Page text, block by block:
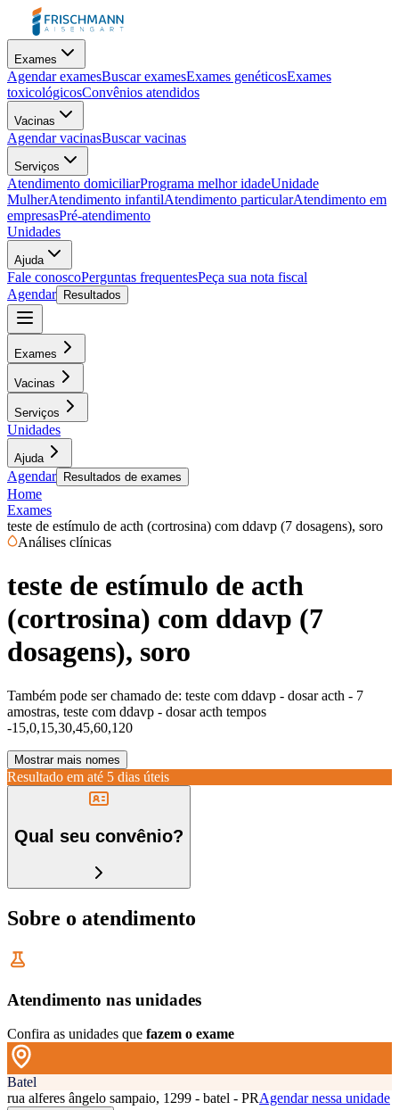
Exames
Agendar examesBuscar examesExames genéticosExames
toxicológicosConvênios atendidos
Vacinas
Agendar vacinasBuscar vacinas
Serviços
Atendimento domiciliarPrograma melhor idadeUnidade
MulherAtendimento infantilAtendimento particularAtendimento em
empresasPré-atendimento
Unidades
Ajuda
Fale conoscoPerguntas frequentesPeça sua nota fiscal
Agendar
Resultados
Exames
Vacinas
Serviços
Unidades
Ajuda
Agendar Resultados de exames
Home
Exames
teste de estímulo de acth (cortrosina) com ddavp (7 dosagens), soro
Análises clínicas
teste de estímulo de acth
(cortrosina) com ddavp (7
dosagens), soro
Também pode ser chamado de: teste com ddavp - dosar acth - 7
amostras, teste com ddavp - dosar acth tempos
-15,0,15,30,45,60,120
Mostrar mais nomes
Resultado em até 5 dias úteis
Qual seu convênio?
Sobre o atendimento
Atendimento nas unidades
Confira as unidades que fazem o exame
Batel
rua alferes ângelo sampaio, 1299 - batel - PRAgendar nessa unidade